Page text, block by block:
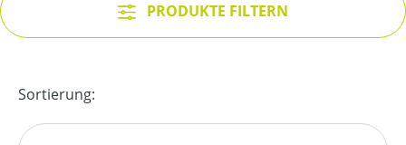
PRODUKTE FILTERN
Sortierung: